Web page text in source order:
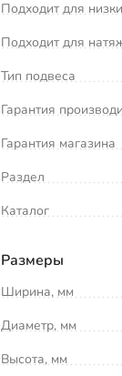
Подходит для
Подходит для
Тип подвеса
Гарантия
Гарантия магазина
Раздел
Каталог
Размеры
Ширина, мм
Диаметр, мм
Высота, мм